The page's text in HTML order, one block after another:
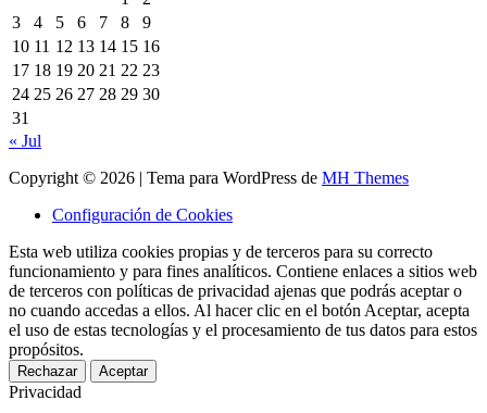
3
4 5 6 7 8
9
10 11 12 13 14 15 16
17 18 19 20 21 22 23
24 25 26 27 28 29 30
31
« Jul
Copyright © 2026 | Tema para WordPress de MH Themes
Configuración de Cookies
Esta web utiliza cookies propias y de terceros para su correcto
funcionamiento y para fines analíticos. Contiene enlaces a sitios web
de terceros con políticas de privacidad ajenas que podrás aceptar o
no cuando accedas a ellos. Al hacer clic en el botón Aceptar, acepta
el uso de estas tecnologías y el procesamiento de tus datos para estos
propósitos.
Rechazar Aceptar
Privacidad